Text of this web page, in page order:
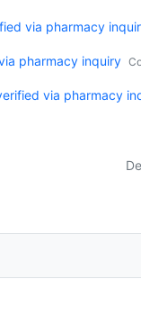
via pharmacy
pharmacy inquiry
via pharmacy